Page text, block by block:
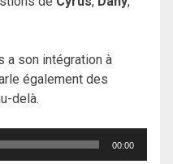
a son intégration à
également des
delà.
00:00